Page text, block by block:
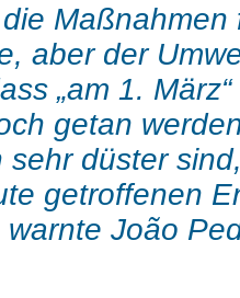
Maßnahmen
aber der
„am 1.
getan
sehr düster
getroffenen
warnte João